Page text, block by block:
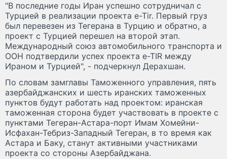
"В последние годы Иран успешно сотрудничал с
Турцией в реализации проекта e-Tir. Первый груз
был перевезен из Тегерана в Турцию и обратно, а
проект с Турцией перешел на второй этап.
Международный союз автомобильного транспорта и
ООН подтвердили успех проекта e-TIR между
Ираном и Турцией", - подчеркнул Дерахшан.
По словам замглавы Таможенного управления, пять
азербайджанских и шесть иранских таможенных
пунктов будут работать над проектом: иранская
таможенная сторона будет участвовать в проекте с
пунктами Тегеран-Астара-порт Имам Хомейни-
Исфахан-Тебриз-Западный Тегеран, в то время как
Астара и Баку, станут активными участниками
проекта со стороны Азербайджана.